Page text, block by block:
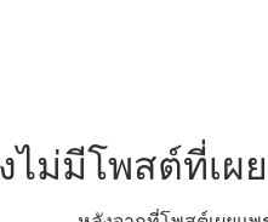
ไม่มีโพสต์ที่เ